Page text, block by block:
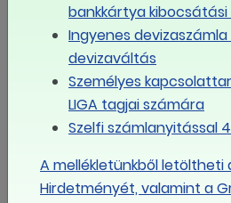
bankkártya
Ingyenes
devizaváltás
Személyes
LIGA tagjai számára
Szelfi számlanyitással
A mellékletünkből letöltheti
Hirdetményét, valamint a